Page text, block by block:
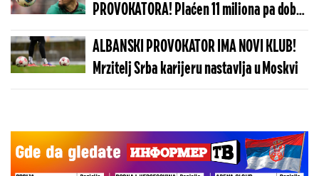
PROVOKATORA! Plaćen 11 miliona pa dobio
brutalnu poruku
ALBANSKI PROVOKATOR IMA NOVI KLUB!
Mrzitelj Srba karijeru nastavlja u Moskvi